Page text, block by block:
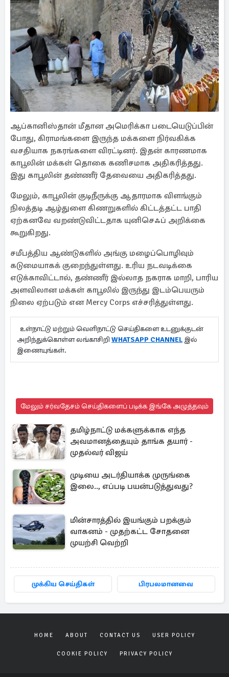
ஆப்கானிஸ்தான் மீதான அமெரிக்கா படையெடுப்பின்
போது, கிராமங்களை இருந்த மக்களை நிர்வகிக்க
வசதியாக நகரங்களை விரட்டினர். இதன் காரணமாக
காபூலின் மக்கள் தொகை கணிசமாக அதிகரித்தது.
இது காபூலின் தண்ணீர் தேவையை அதிகரித்தது.
மேலும், காபூலின் குடிநீருக்கு ஆதாரமாக விளங்கும்
நிலத்தடி ஆழ்துளை கிணறுகளில் கிட்டத்தட்ட பாதி
ஏற்கனவே வறண்டுவிட்டதாக யுனிசெஃப் அறிக்கை
கூறுகிறது.
சமீபத்திய ஆண்டுகளில் அங்கு மழைப்பொழிவும்
கடுமையாகக் குறைந்துள்ளது. உரிய நடவடிக்கை
எடுக்காவிட்டால், தண்ணீர் இல்லாத நகராக மாறி, பாரிய
அளவிலான மக்கள் காபூலில் இருந்து இடம்பெயரும்
நிலை ஏற்படும் என Mercy Corps எச்சரித்துள்ளது.
உள்நாட்டு மற்றும் வெளிநாட்டு செய்திகளை உடனுக்குடன்
அறிந்துக்கொள்ள லங்காசிறி WHATSAPP CHANNEL இல்
இணையுங்கள்.
மேலும் சர்வதேசம் செய்திகளைப் படிக்க இங்கே அழுத்தவும்
தமிழ்நாட்டு மக்களுக்காக எந்த
அவமானத்தையும் தாங்க தயார் -
முதல்வர் விஜய்
முடியை அடர்தியாக்க முருங்கை
இலை.., எப்படி பயன்படுத்துவது?
மின்சாரத்தில் இயங்கும் பறக்கும்
வாகனம் - முதற்கட்ட சோதனை
முயற்சி வெற்றி
முக்கிய செய்திகள் பிரபலமானவை
HOME ABOUT CONTACT US USER POLICY
COOKIE POLICY PRIVACY POLICY